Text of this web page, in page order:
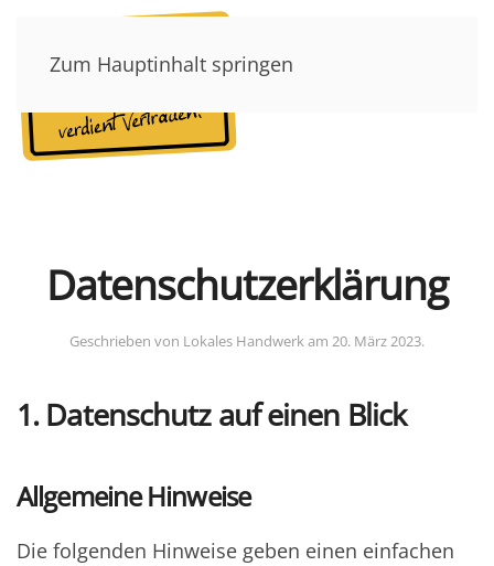
Zum Hauptinhalt springen
Datenschutzerklärung
Geschrieben von Lokales Handwerk am 20. März 2023.
1. Datenschutz auf einen Blick
Allgemeine Hinweise
Die folgenden Hinweise geben einen einfachen